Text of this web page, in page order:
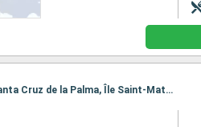
Itinerario : Lisboa, Tánger, Casablanca, Agadir, Arrecife, San Sebastien, Santa Cruz de la Palma, Île Saint-Matthieu